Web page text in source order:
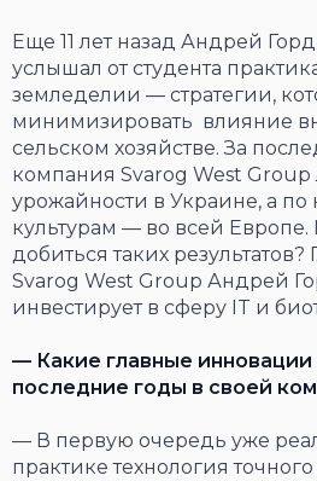
Еще 11 лет назад Андрей
услышал от студента
земледелии — стратегии,
минимизировать влияние
сельском хозяйстве. За
компания Svarog West
урожайности в Украине, а по
культурам — во всей Европе.
добиться таких результатов?
Svarog West Group Андрей
инвестирует в сферу IT и
— Какие главные
последние годы в своей
— В первую очередь уже
практике технология